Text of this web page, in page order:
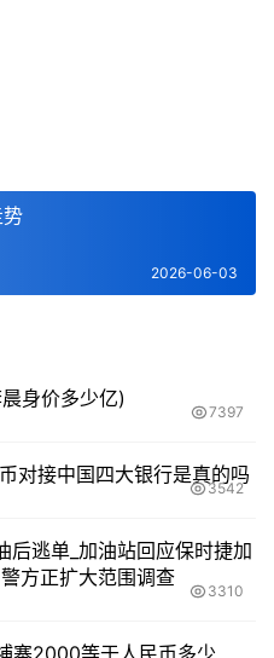
2026-06-03
身价多少亿)
7397
对接中国四大银行是真的吗
3542
逃单_加油站回应保时捷加
方正扩大范围调查
3310
寨2000等于人民币多少